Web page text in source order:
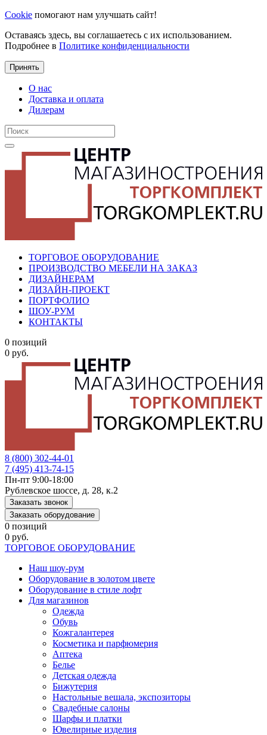
Cookie помогают нам улучшать сайт!
Оставаясь здесь, вы соглашаетесь с их использованием.
Подробнее в Политике конфиденциальности
Принять
О нас
Доставка и оплата
Дилерам
ТОРГОВОЕ ОБОРУДОВАНИЕ
ПРОИЗВОДСТВО МЕБЕЛИ НА ЗАКАЗ
ДИЗАЙНЕРАМ
ДИЗАЙН-ПРОЕКТ
ПОРТФОЛИО
ШОУ-РУМ
КОНТАКТЫ
0 позиций
0 руб.
8 (800) 302-44-01
7 (495) 413-74-15
Пн-пт 9:00-18:00
Рублевское шоссе, д. 28, к.2
Заказать звонок
Заказать оборудование
0 позиций
0 руб.
ТОРГОВОЕ ОБОРУДОВАНИЕ
Наш шоу-рум
Оборудование в золотом цвете
Оборудование в стиле лофт
Для магазинов
Одежда
Обувь
Кожгалантерея
Косметика и парфюмерия
Аптека
Белье
Детская одежда
Бижутерия
Настольные вешала, экспозиторы
Свадебные салоны
Шарфы и платки
Ювелирные изделия